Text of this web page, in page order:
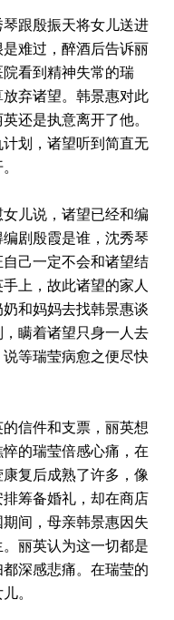
跟殷振天将女儿送进
难过，醉酒后告诉丽
看到精神失常的瑞
弃诸望。韩景惠对此
还是执意离开了他。
划，诸望听到简直无
儿说，诸望已经和编
剧殷霞是谁，沈秀琴
己一定不会和诸望结
上，故此诸望的家人
和妈妈去找韩景惠谈
瞒着诸望只身一人去
等瑞莹病愈之便尽快
信件和支票，丽英想
的瑞莹倍感心痛，在
复后成熟了许多，像
筹备婚礼，却在商店
间，母亲韩景惠因失
丽英认为这一切都是
深感悲痛。在瑞莹的
。